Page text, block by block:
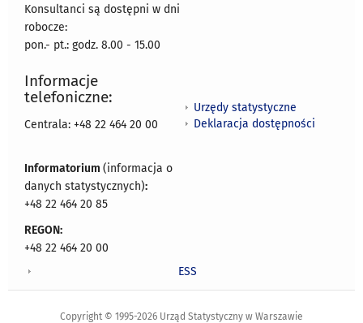
Konsultanci są dostępni w dni
robocze:
pon.- pt.: godz. 8.00 - 15.00
Informacje
telefoniczne:
Centrala: +48 22 464 20 00
Informatorium (informacja o
danych statystycznych):
+48 22 464 20 85
REGON:
+48 22 464 20 00
Urzędy statystyczne
Deklaracja dostępności
ESS
Copyright © 1995-2026 Urząd Statystyczny w Warszawie